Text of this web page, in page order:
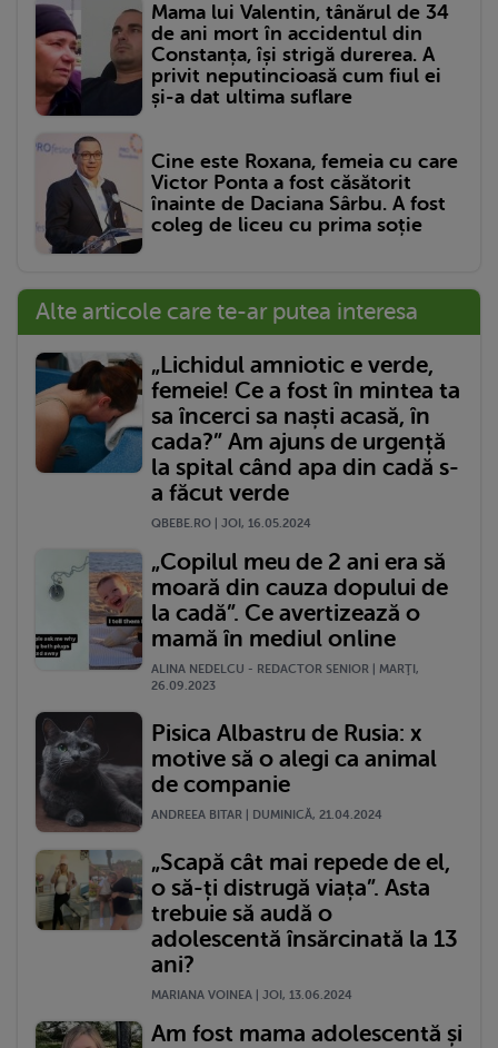
Mama lui Valentin, tânărul de 34
de ani mort în accidentul din
Constanța, își strigă durerea. A
privit neputincioasă cum fiul ei
și-a dat ultima suflare
Cine este Roxana, femeia cu care
Victor Ponta a fost căsătorit
înainte de Daciana Sârbu. A fost
coleg de liceu cu prima soție
Alte articole care te-ar putea interesa
„Lichidul amniotic e verde,
femeie! Ce a fost în mintea ta
sa încerci sa naști acasă, în
cada?” Am ajuns de urgență
la spital când apa din cadă s-
a făcut verde
QBEBE.RO | JOI, 16.05.2024
„Copilul meu de 2 ani era să
moară din cauza dopului de
la cadă”. Ce avertizează o
mamă în mediul online
ALINA NEDELCU - REDACTOR SENIOR | MARŢI,
26.09.2023
Pisica Albastru de Rusia: x
motive să o alegi ca animal
de companie
ANDREEA BITAR | DUMINICĂ, 21.04.2024
„Scapă cât mai repede de el,
o să-ți distrugă viața”. Asta
trebuie să audă o
adolescentă însărcinată la 13
ani?
MARIANA VOINEA | JOI, 13.06.2024
Am fost mama adolescentă și